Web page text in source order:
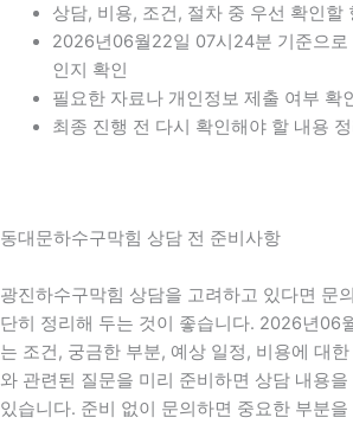
상담, 비용, 조건, 절차 중 우선 확인할
2026년06월22일 07시24분 기준으로
인지 확인
필요한 자료나 개인정보 제출 여부 확
최종 진행 전 다시 확인해야 할 내용
동대문하수구막힘 상담 전 준비사항
광진하수구막힘 상담을 고려하고 있다면 문
단히 정리해 두는 것이 좋습니다. 2026년06
는 조건, 궁금한 부분, 예상 일정, 비용에 대
와 관련된 질문을 미리 준비하면 상담 내용
있습니다. 준비 없이 문의하면 중요한 부분